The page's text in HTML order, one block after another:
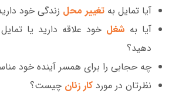
آیا تمایل به تغییر محل زندگی خود
آیا به شغل خود علاقه دارید یا
دهید؟
چه حجابی را برای همسر آینده خود
نظرتان در مورد کار زنان چیست؟